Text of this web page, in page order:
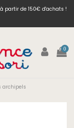
à partir de 150€ d'achats !
0
archipels